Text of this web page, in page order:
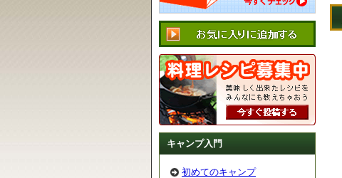
キャンプ入門
初めてのキャンプ